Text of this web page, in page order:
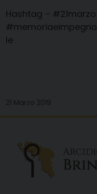
Hashtag – #21marzo
#memoriaeimpegno
le
21 Marzo 2019